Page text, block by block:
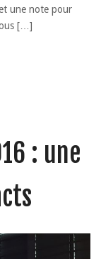
une note pour
[…]
: une